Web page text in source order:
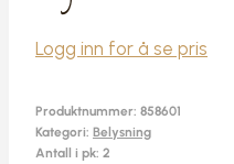
Logg inn for å se pris
Produktnummer: 858601
Kategori: Belysning
Antall i pk: 2